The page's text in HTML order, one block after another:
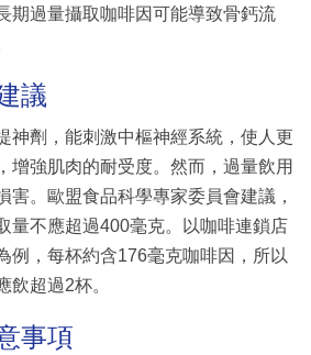
期過量攝取咖啡因可能導致骨鈣流
議
神劑，能刺激中樞神經系統，使人更
增強肌肉的耐受度。然而，過量飲用
害。歐盟食品科學專家委員會建議，
量不應超過400毫克。以咖啡連鎖店
例，每杯約含176毫克咖啡因，所以
飲超過2杯。
事項